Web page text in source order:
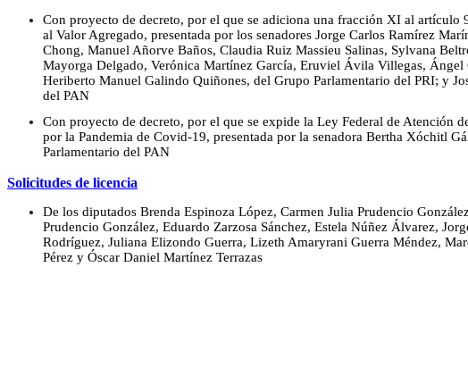
Con proyecto de decreto, por el que se adiciona una fracción XI al artículo
al Valor Agregado, presentada por los senadores Jorge Carlos Ramírez
Chong, Manuel Añorve Baños, Claudia Ruiz Massieu Salinas, Sylvana
Mayorga Delgado, Verónica Martínez García, Eruviel Ávila Villegas, Ángel
Heriberto Manuel Galindo Quiñones, del Grupo Parlamentario del PRI; y
del PAN
Con proyecto de decreto, por el que se expide la Ley Federal de Atención
por la Pandemia de Covid-19, presentada por la senadora Bertha Xóchitl
Parlamentario del PAN
Solicitudes de licencia
De los diputados Brenda Espinoza López, Carmen Julia Prudencio
Prudencio González, Eduardo Zarzosa Sánchez, Estela Núñez Álvarez,
Rodríguez, Juliana Elizondo Guerra, Lizeth Amaryrani Guerra Méndez,
Pérez y Óscar Daniel Martínez Terrazas